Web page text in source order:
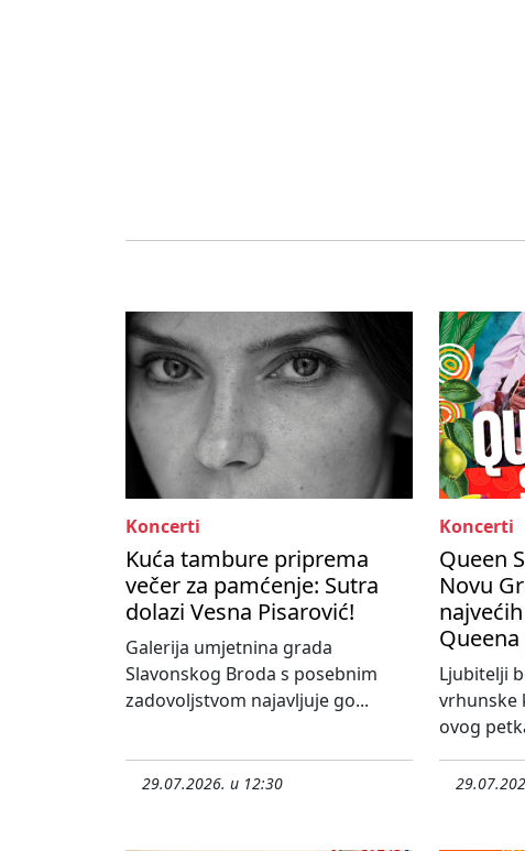
Koncerti
Kuća tambure priprema
večer za pamćenje: Sutra
dolazi Vesna Pisarović!
Galerija umjetnina grada
Slavonskog Broda s posebnim
zadovoljstvom najavljuje go...
29.07.2026. u 12:30
Koncerti
Queen
Novu
Ljubitelji
vrhunske
ovog